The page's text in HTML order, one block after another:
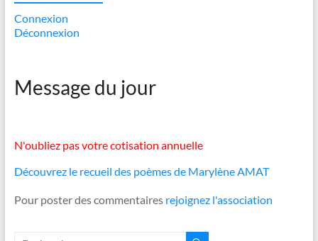
Connexion
Déconnexion
Message du jour
N'oubliez pas votre cotisation annuelle
Découvrez le recueil des poèmes de Marylène AMAT
Pour poster des commentaires rejoignez l'association